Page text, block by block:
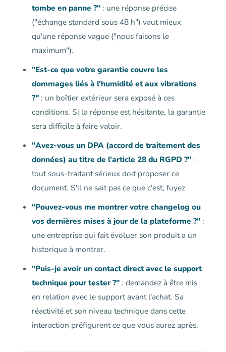
tombe en panne ?" : une réponse précise
("échange standard sous 48 h") vaut mieux
qu'une réponse vague ("nous faisons le
maximum").
"Est-ce que votre garantie couvre les
dommages liés à l'humidité et aux vibrations
?" : un boîtier extérieur sera exposé à ces
conditions. Si la réponse est hésitante, la garantie
sera difficile à faire valoir.
"Avez-vous un DPA (accord de traitement des
données) au titre de l'article 28 du RGPD ?" :
tout sous-traitant sérieux doit proposer ce
document. S'il ne sait pas ce que c'est, fuyez.
"Pouvez-vous me montrer votre changelog ou
vos dernières mises à jour de la plateforme ?" :
une entreprise qui fait évoluer son produit a un
historique à montrer.
"Puis-je avoir un contact direct avec le support
technique pour tester ?" : demandez à être mis
en relation avec le support avant l'achat. Sa
réactivité et son niveau technique dans cette
interaction préfigurent ce que vous aurez après.